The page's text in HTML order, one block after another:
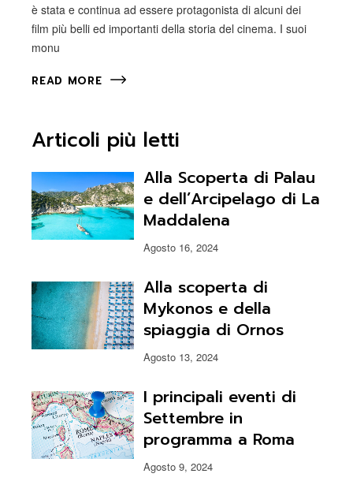
è stata e continua ad essere protagonista di alcuni dei
film più belli ed importanti della storia del cinema. I suoi
monu
READ MORE
Articoli più letti
Alla Scoperta di Palau
e dell’Arcipelago di La
Maddalena
Agosto 16, 2024
Alla scoperta di
Mykonos e della
spiaggia di Ornos
Agosto 13, 2024
I principali eventi di
Settembre in
programma a Roma
Agosto 9, 2024